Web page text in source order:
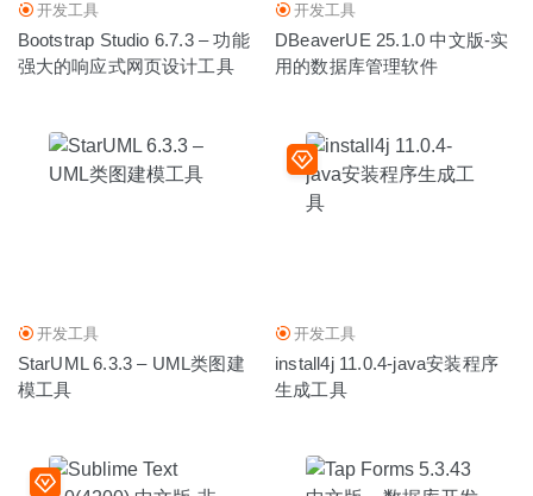
开发工具
Bootstrap Studio 6.7.3 – 功能
强大的响应式网页设计工具
开发工具
DBeaverUE 25.1.0 中文版-实
用的数据库管理软件
开发工具
StarUML 6.3.3 – UML类图建
模工具
开发工具
install4j 11.0.4-java安装程序
生成工具